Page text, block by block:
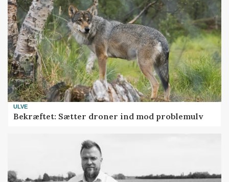
ULVE
Bekræftet: Sætter droner ind mod problemulv